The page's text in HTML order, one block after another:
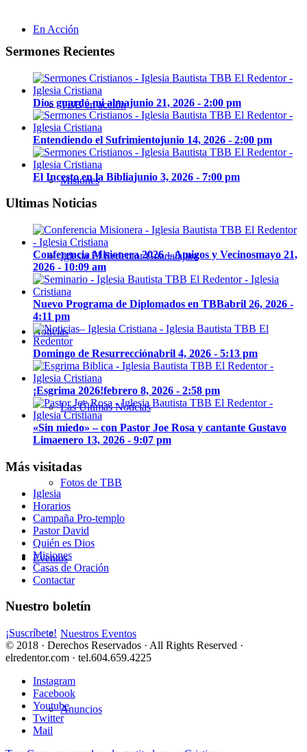
En Acción
TBB en acción
Misiones
Iglesia El Redentor Guadalajara
Noticias
Las Últimas Noticias
Fotos de TBB
Eventos
Nuestros Eventos
Anuncios
Sermones Recientes
Dios guardó mi almajunio 21, 2026 - 2:00 pm
Entendiendo el Sufrimientojunio 14, 2026 - 2:00 pm
El Incesto en la Bibliajunio 3, 2026 - 7:00 pm
Ultimas Noticias
Conferencia Misionera 2026 – Amigos y Vecinosmayo 21,
2026 - 10:09 am
Nuevo Programa de Diplomados en TBBabril 26, 2026 -
4:11 pm
Domingo de Resurrecciónabril 4, 2026 - 5:13 pm
¡Esgrima 2026!febrero 8, 2026 - 2:58 pm
«Sin miedo» – con Pastor Joe Rosa y cantante Gustavo
Limaenero 13, 2026 - 9:07 pm
Más visitadas
Iglesia
Horarios
Campaña Pro-templo
Pastor David
Quién es Dios
Misiones
Casas de Oración
Contactar
Nuestro boletín
¡Suscríbete!
© 2018 · Derechos Reservados · All Rights Reserved ·
elredentor.com · tel.604.659.4225
Instagram
Facebook
Youtube
Twitter
Mail